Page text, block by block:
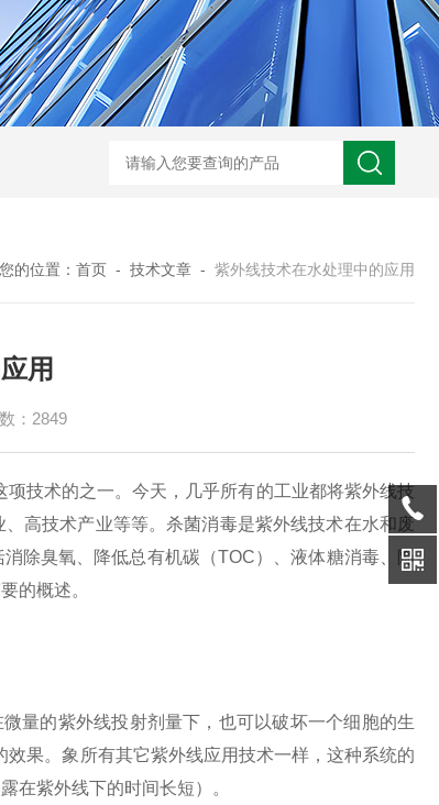
合水处理器应用范围 水箱自洁消毒器 a型全程综合水处理器安装
您的位置： 首页 - 技术文章 - 紫外线技术在水处理中的应用
用
：2849
技术的之一。今天，几乎所有的工业都将紫外线技
高技术产业等等。杀菌消毒是紫外线技术在水和废
除臭氧、降低总有机碳（TOC）、液体糖消毒、降
的概述。
的紫外线投射剂量下，也可以破坏一个细胞的生
果。象所有其它紫外线应用技术一样，这种系统的
在紫外线下的时间长短）。